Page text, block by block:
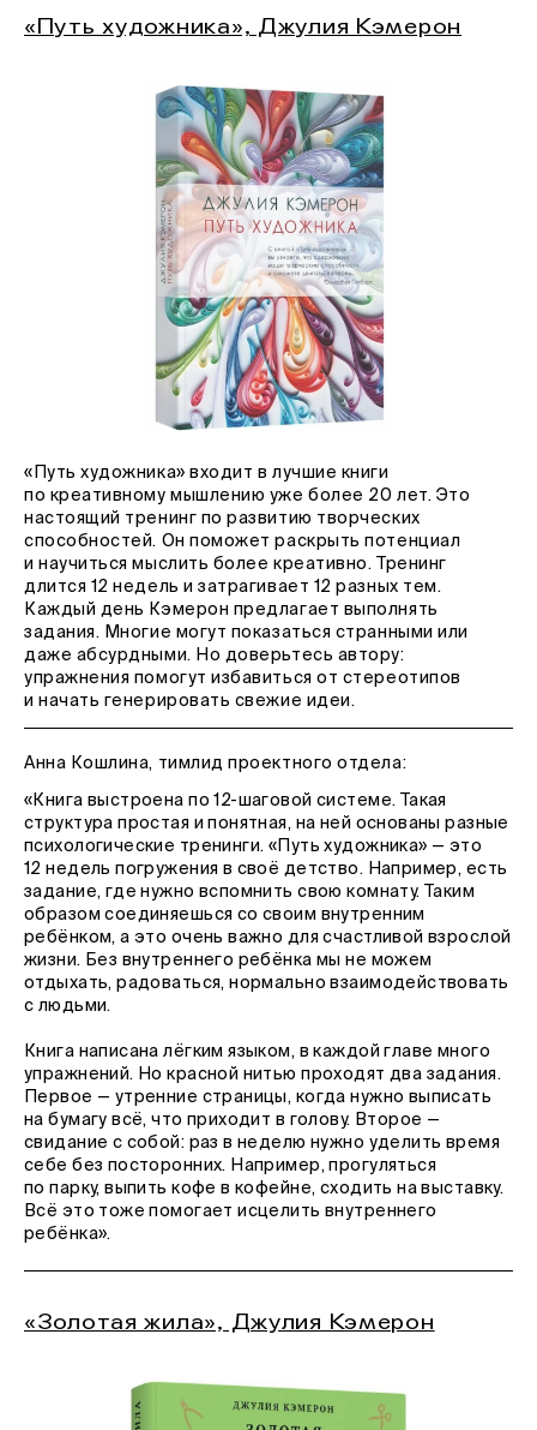
«Путь художника», Джулия Кэмерон
«Путь художника» входит в лучшие книги
по креативному мышлению уже более 20 лет. Это
настоящий тренинг по развитию творческих
способностей. Он поможет раскрыть потенциал
и научиться мыслить более креативно. Тренинг
длится 12 недель и затрагивает 12 разных тем.
Каждый день Кэмерон предлагает выполнять
задания. Многие могут показаться странными или
даже абсурдными. Но доверьтесь автору:
упражнения помогут избавиться от стереотипов
и начать генерировать свежие идеи.
Анна Кошлина, тимлид проектного отдела:
«Книга выстроена по 12-шаговой системе. Такая
структура простая и понятная, на ней основаны разные
психологические тренинги. «Путь художника» — это
12 недель погружения в своё детство. Например, есть
задание, где нужно вспомнить свою комнату. Таким
образом соединяешься со своим внутренним
ребёнком, а это очень важно для счастливой взрослой
жизни. Без внутреннего ребёнка мы не можем
отдыхать, радоваться, нормально взаимодействовать
с людьми.
Книга написана лёгким языком, в каждой главе много
упражнений. Но красной нитью проходят два задания.
Первое — утренние страницы, когда нужно выписать
на бумагу всё, что приходит в голову. Второе —
свидание с собой: раз в неделю нужно уделить время
себе без посторонних. Например, прогуляться
по парку, выпить кофе в кофейне, сходить на выставку.
Всё это тоже помогает исцелить внутреннего
ребёнка».
«Золотая жила», Джулия Кэмерон